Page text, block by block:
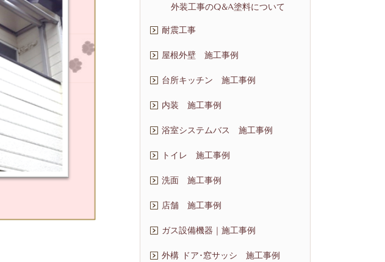
外装工事のQ&A塗料について
耐震工事
屋根外壁 施工事例
台所キッチン 施工事例
内装 施工事例
浴室システムバス 施工事例
トイレ 施工事例
洗面 施工事例
店舗 施工事例
ガス設備機器｜施工事例
外構 ドア･窓サッシ 施工事例